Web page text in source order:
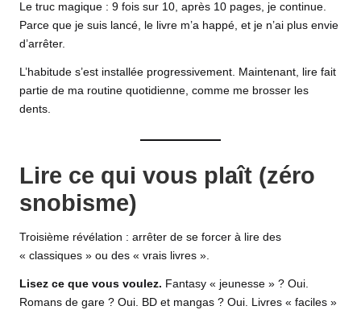
Le truc magique : 9 fois sur 10, après 10 pages, je continue.
Parce que je suis lancé, le livre m’a happé, et je n’ai plus envie
d’arrêter.
L’habitude s’est installée progressivement. Maintenant, lire fait
partie de ma routine quotidienne, comme me brosser les
dents.
Lire ce qui vous plaît (zéro
snobisme)
Troisième révélation : arrêter de se forcer à lire des
« classiques » ou des « vrais livres ».
Lisez ce que vous voulez. Fantasy « jeunesse » ? Oui.
Romans de gare ? Oui. BD et mangas ? Oui. Livres « faciles »